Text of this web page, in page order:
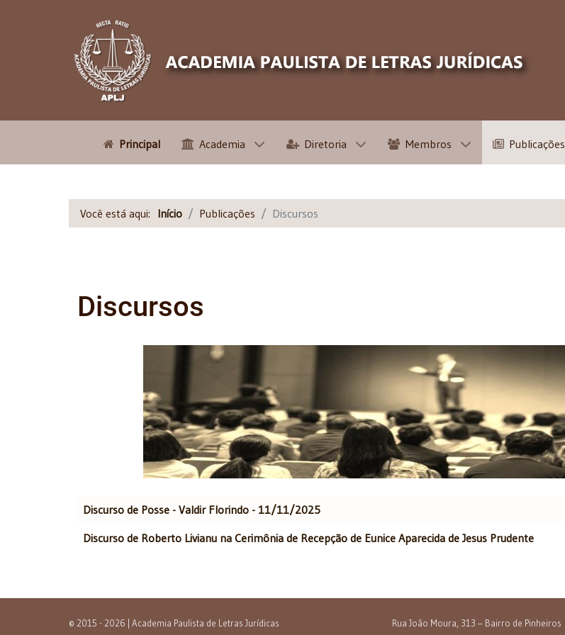
Principal Academia Diretoria Membros Publicações
Você está aqui: Início Publicações Discursos
Discursos
Artigos
Título Autor
Discurso de Posse - Valdir Florindo - 11/11/2025
Discurso de Roberto Livianu na Cerimônia de Recepção de Eunice Aparecida de Jesus Prudente
© 2015 - 2026 | Academia Paulista de Letras Jurídicas Rua João Moura, 313 – Bairro de Pinheiros